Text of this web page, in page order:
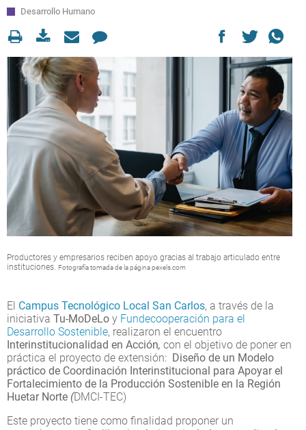
Desarrollo Humano
Productores y empresarios reciben apoyo gracias al trabajo articulado entre
instituciones. Fotografía tomada de la página pexels.com
El Campus Tecnológico Local San Carlos, a través de la
iniciativa Tu-MoDeLo y Fundecooperación para el
Desarrollo Sostenible, realizaron el encuentro
Interinstitucionalidad en Acción, con el objetivo de poner en
práctica el proyecto de extensión: Diseño de un Modelo
práctico de Coordinación Interinstitucional para Apoyar el
Fortalecimiento de la Producción Sostenible en la Región
Huetar Norte (DMCI-TEC)
Este proyecto tiene como finalidad proponer un